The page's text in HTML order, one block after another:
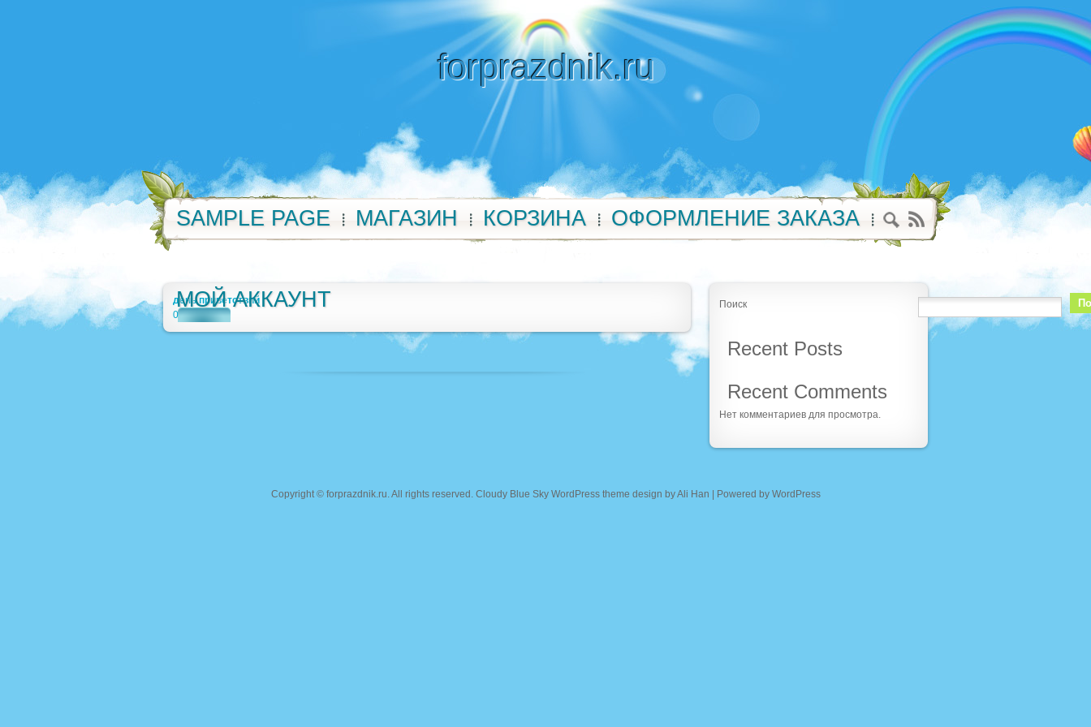
forprazdnik.ru
SAMPLE PAGE МАГАЗИН КОРЗИНА ОФОРМЛЕНИЕ ЗАКАЗА
МОЙ АККАУНТ
день приветствий
0
Поиск
Recent Posts
Recent Comments
Нет комментариев для просмотра.
Copyright © forprazdnik.ru. All rights reserved. Cloudy Blue Sky WordPress theme design byAli Han | Powered by WordPress